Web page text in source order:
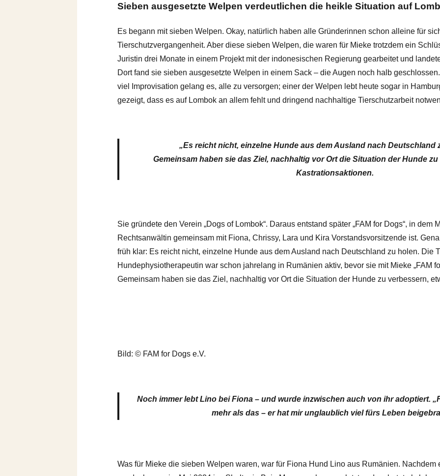
Sieben ausgesetzte Welpen verdeutlichen die heikle Situation auf
Es begann mit sieben Welpen. Okay, natürlich haben alle Gründerinnen schon alleine für
Tierschutzvergangenheit. Aber diese sieben Welpen, die waren für Mieke trotzdem ein
Juristin drei Monate in einem Projekt mit der indonesischen Regierung gearbeitet und
Dort fand sie sieben ausgesetzte Welpen in einem Sack – die Augen noch halb
viel Improvisation gelang es, alle zu versorgen; einer der Welpen lebt heute sogar in
gezeigt, dass es auf Lombok an allem fehlt und dringend nachhaltige Tierschutzarbeit
„Es reicht nicht, einzelne Hunde aus dem Ausland nach Deutschland
Gemeinsam haben sie das Ziel, nachhaltig vor Ort die Situation der Hunde
Kastrationsaktionen.
Sie gründete den Verein „Dogs of Lombok“. Daraus entstand später „FAM for Dogs“, in dem
Rechtsanwältin gemeinsam mit Fiona, Chrissy, Lara und Kira Vorstandsvorsitzende ist.
früh klar: Es reicht nicht, einzelne Hunde aus dem Ausland nach Deutschland zu holen. Die
Hundephysiotherapeutin war schon jahrelang in Rumänien aktiv, bevor sie mit Mieke „FAM
Gemeinsam haben sie das Ziel, nachhaltig vor Ort die Situation der Hunde zu verbessern,
Bild: © FAM for Dogs e.V.
Noch immer lebt Lino bei Fiona – und wurde inzwischen auch von ihr adoptiert.
mehr als das – er hat mir unglaublich viel fürs Leben
Was für Mieke die sieben Welpen waren, war für Fiona Hund Lino aus Rumänien. Nachdem